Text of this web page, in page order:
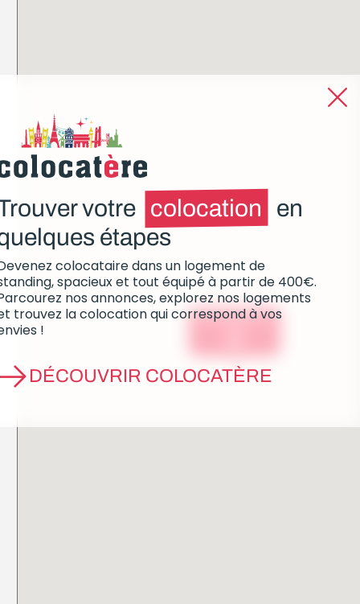
votre colocation
en
étapes
colocataire dans un logement de
spacieux et tout équipé à partir de 400€.
nos annonces, explorez nos logements
trouvez la colocation qui correspond à vos
!
DÉCOUVRIR COLOCATÈRE
Colocations :